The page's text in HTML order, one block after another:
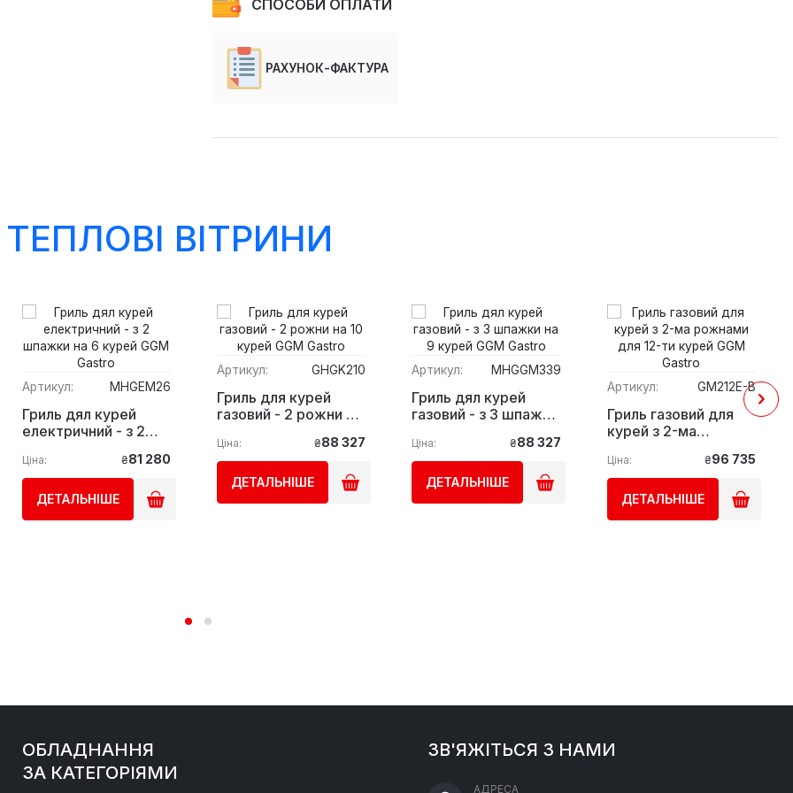
СПОСОБИ ОПЛАТИ
РАХУНОК-ФАКТУРА
ВІТРИНИ
Артикул: MHGEM26
Гриль дял курей
електричний - з 2
GGM Gastro
Ціна: ₴81 280
ДЕТАЛЬНІШЕ
Артикул: GHGK210
Гриль для курей
газовий - 2 рожни на
Ціна: ₴88 327
ДЕТАЛЬНІШЕ
Артикул: MHGGM339
Гриль дял курей
газовий - з 3 шпажки
Gastro
Ціна: ₴88 327
ДЕТАЛЬНІШЕ
Артикул: GM212E-B
Гриль газовий для
курей з 2-ма
курей GGM Gastro
Ціна: ₴96 735
ДЕТАЛЬНІШЕ
ОБЛАДНАННЯ
ЗА КАТЕГОРІЯМИ
ЗВ'ЯЖІТЬСЯ З НАМИ
АДРЕСА